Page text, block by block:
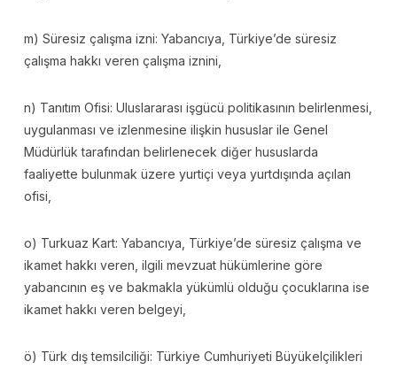
m) Süresiz çalışma izni: Yabancıya, Türkiye’de süresiz
çalışma hakkı veren çalışma iznini,
n) Tanıtım Ofisi: Uluslararası işgücü politikasının belirlenmesi,
uygulanması ve izlenmesine ilişkin hususlar ile Genel
Müdürlük tarafından belirlenecek diğer hususlarda
faaliyette bulunmak üzere yurtiçi veya yurtdışında açılan
ofisi,
o) Turkuaz Kart: Yabancıya, Türkiye’de süresiz çalışma ve
ikamet hakkı veren, ilgili mevzuat hükümlerine göre
yabancının eş ve bakmakla yükümlü olduğu çocuklarına ise
ikamet hakkı veren belgeyi,
ö) Türk dış temsilciliği: Türkiye Cumhuriyeti Büyükelçilikleri